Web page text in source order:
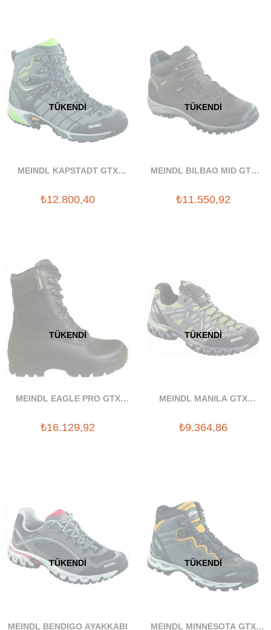
TÜKENDI
MEINDL KAPSTADT GTX
₺12.800,40
TÜKENDI
MEINDL BILBAO MID GTX
₺11.550,92
TÜKENDI
MEINDL EAGLE PRO GTX
₺16.129,92
TÜKENDI
MEINDL MANILA GTX
₺9.364,86
TÜKENDI
MEINDL BENDIGO AYAKKABI
TÜKENDI
MEINDL MINNESOTA GTX